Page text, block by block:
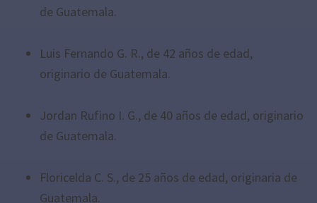
de Guatemala.
Luis Fernando G. R., de 42 años de edad,
originario de Guatemala.
Jordan Rufino I. G., de 40 años de edad, originario
de Guatemala.
Floricelda C. S., de 25 años de edad, originaria de
Guatemala.